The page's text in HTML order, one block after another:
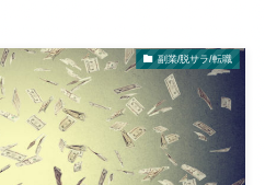
副業/脱サラ/転職